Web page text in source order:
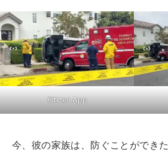
Citizen App
今、彼の家族は、防ぐことができ